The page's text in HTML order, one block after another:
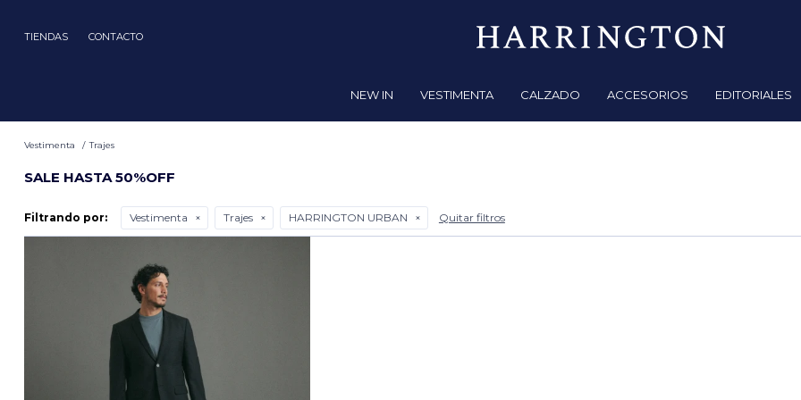
TIENDAS CONTACTO
NEW IN VESTIMENTA CALZADO ACCESORIOS EDITORIALES
Vestimenta Trajes
SALE HASTA 50%OFF
Filtrando por: Vestimenta Trajes HARRINGTON URBAN Quitar filtros